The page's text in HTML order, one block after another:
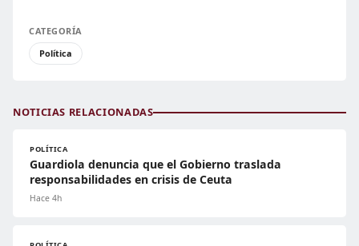
CATEGORÍA
Política
NOTICIAS RELACIONADAS
POLÍTICA
Guardiola denuncia que el Gobierno traslada
responsabilidades en crisis de Ceuta
Hace 4h